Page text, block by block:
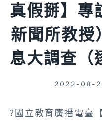
真假掰】專
新聞所教
息大調查（
2022-08-
?國立教育廣播電臺